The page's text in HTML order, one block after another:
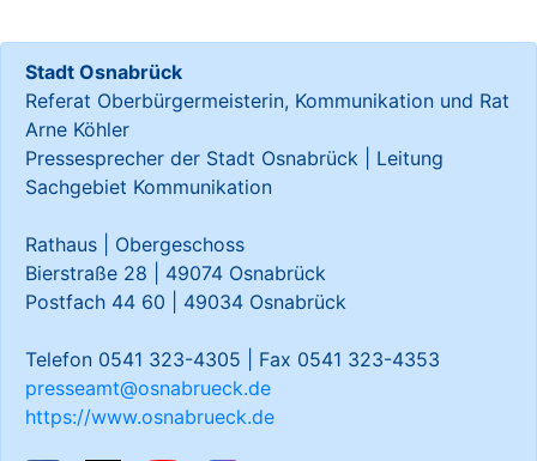
Stadt Osnabrück
Referat Oberbürgermeisterin, Kommunikation und Rat
Arne Köhler
Pressesprecher der Stadt Osnabrück | Leitung
Sachgebiet Kommunikation
Rathaus | Obergeschoss
Bierstraße 28 | 49074 Osnabrück
Postfach 44 60 | 49034 Osnabrück
Telefon 0541 323-4305 | Fax 0541 323-4353
presseamt@osnabrueck.de
https://www.osnabrueck.de